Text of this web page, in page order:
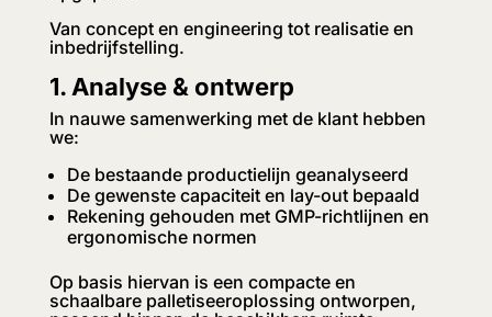
Van concept en engineering tot realisatie en
inbedrijfstelling.
1. Analyse & ontwerp
In nauwe samenwerking met de klant hebben
we:
De bestaande productielijn geanalyseerd
De gewenste capaciteit en lay-out bepaald
Rekening gehouden met GMP-richtlijnen en
ergonomische normen
Op basis hiervan is een compacte en
schaalbare palletiseeroplossing ontworpen,